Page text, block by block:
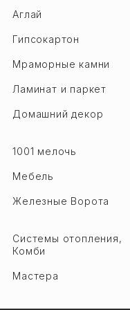
Аглай
Гипсокартон
Мраморные камни
Ламинат и паркет
Домашний декор
1001 мелочь
Мебель
Железные Ворота
Системы отопления,
Комби
Мастера